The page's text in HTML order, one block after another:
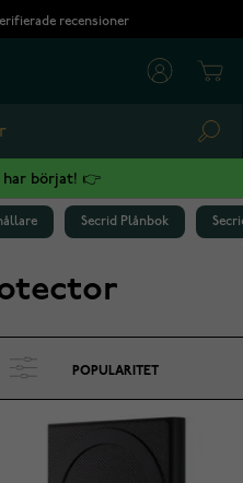
recensioner
har börjat! 👉
Secrid Plånbok